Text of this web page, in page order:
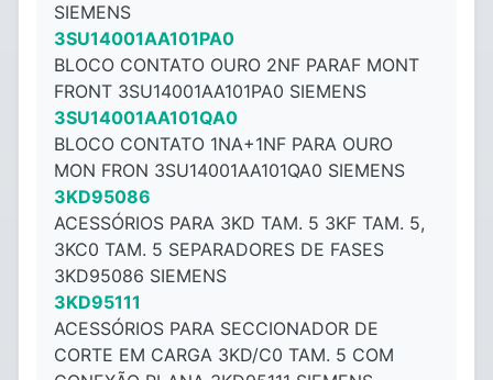
SIEMENS
3SU14001AA101PA0
BLOCO CONTATO OURO 2NF PARAF MONT
FRONT 3SU14001AA101PA0 SIEMENS
3SU14001AA101QA0
BLOCO CONTATO 1NA+1NF PARA OURO
MON FRON 3SU14001AA101QA0 SIEMENS
3KD95086
ACESSÓRIOS PARA 3KD TAM. 5 3KF TAM. 5,
3KC0 TAM. 5 SEPARADORES DE FASES
3KD95086 SIEMENS
3KD95111
ACESSÓRIOS PARA SECCIONADOR DE
CORTE EM CARGA 3KD/C0 TAM. 5 COM